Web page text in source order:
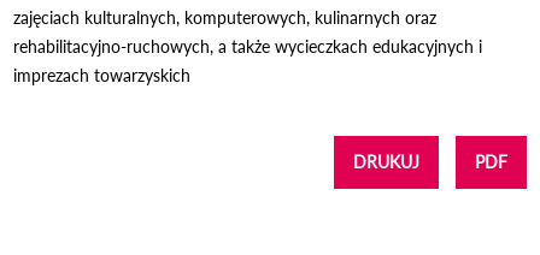
zajęciach kulturalnych, komputerowych, kulinarnych oraz
rehabilitacyjno-ruchowych, a także wycieczkach edukacyjnych i
imprezach towarzyskich
DRUKUJ PDF